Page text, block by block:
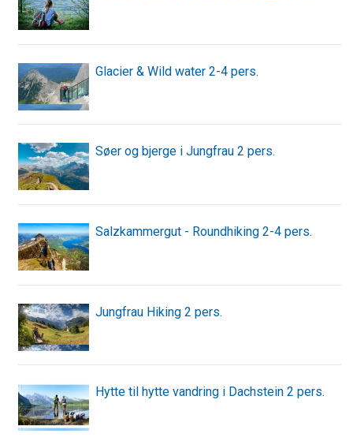
Glacier & Wild water 2-4 pers.
Søer og bjerge i Jungfrau 2 pers.
Salzkammergut - Roundhiking 2-4 pers.
Jungfrau Hiking 2 pers.
Hytte til hytte vandring i Dachstein 2 pers.